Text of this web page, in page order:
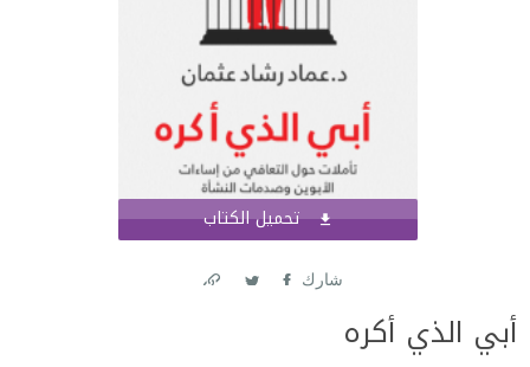
تحميل الكتاب
شارك
أبي الذي أكره